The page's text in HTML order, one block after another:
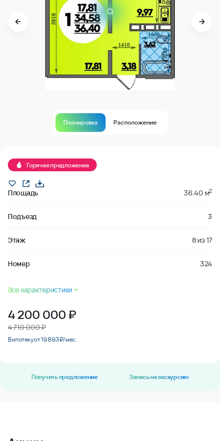
Планировка Расположение
Горячее предложение
Площадь 36.40 м2
Подъезд 3
Этаж 8 из17
Номер 324
Все характеристики
4 200 000₽
4 710 000 ₽
В ипотеку от 19 893 ₽/мес.
Получить предложение Запись на экскурсию